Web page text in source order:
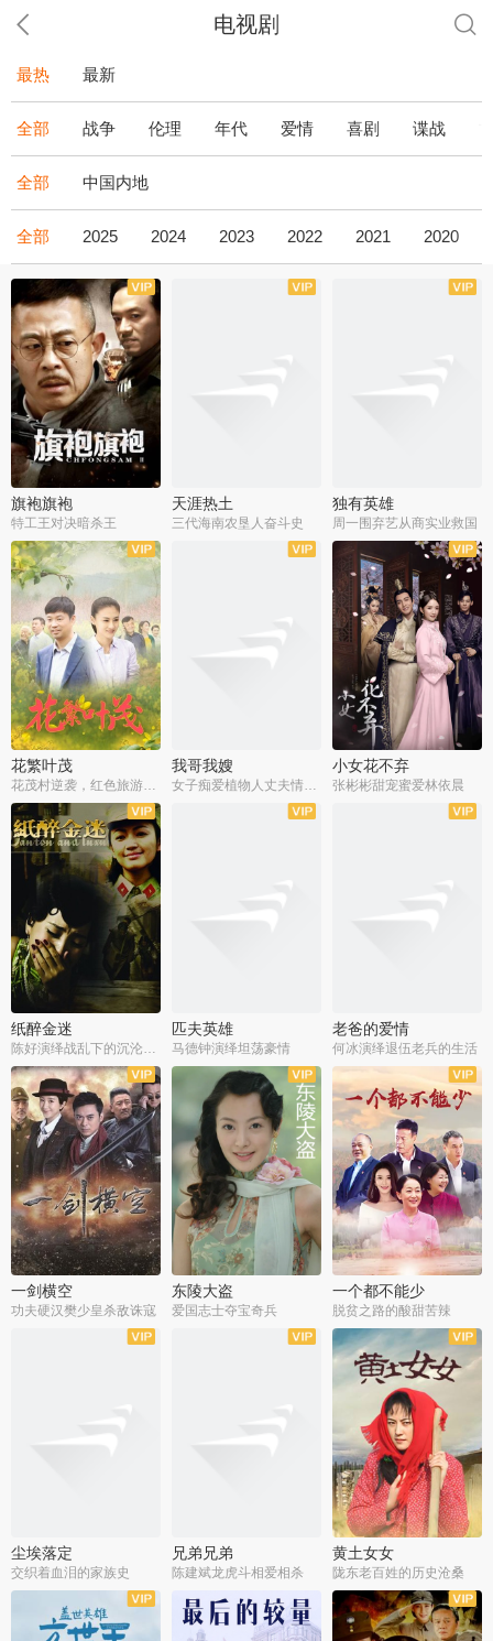
电视剧
最热 最新
全部 战争 伦理 年代 爱情 喜剧 谍战
全部 中国内地
全部 2025 2024 2023 2022 2021 2020
全43集
旗袍旗袍
特工王对决暗杀王
天涯热土
三代海南农垦人奋斗史
独有英雄
周一围弃艺从商实业救国
全34集
花繁叶茂
花茂村逆袭，红色旅游出圈
我哥我嫂
女子痴爱植物人丈夫情定一生
全51集
小女花不弃
张彬彬甜宠蜜爱林依晨
全42集
纸醉金迷 匹夫英雄
马德钟演绎坦荡豪情
老爸的爱情
何冰演绎退伍老兵的生活
全40集
一剑横空
功夫硬汉樊少皇杀敌诛寇
全33集
东陵大盗
爱国志士夺宝奇兵
全36集
一个都不能少
脱贫之路的酸甜苦辣
尘埃落定
交织着血泪的家族史
兄弟兄弟
陈建斌龙虎斗相爱相杀
全23集
黄土女女
陇东老百姓的历史沧桑
全36集
全28集 全44集